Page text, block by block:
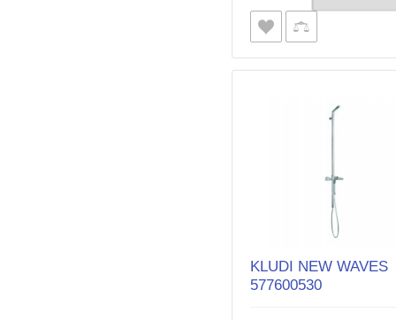
KLUDI NEW WAVES
577600530